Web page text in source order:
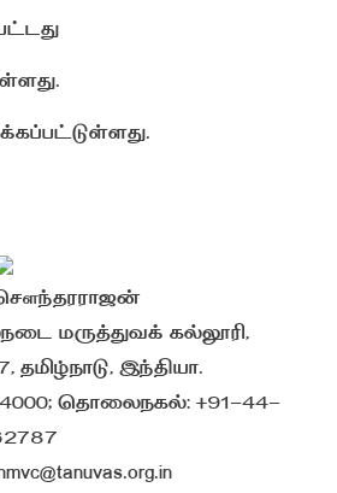
மருத்துவக் கல்லூரி,
இந்தியா.
தொலைநகல்: +91-44-